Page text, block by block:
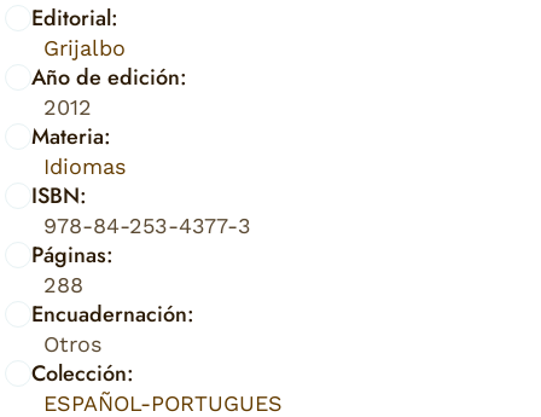
Editorial:
Grijalbo
Año de edición:
2012
Materia:
Idiomas
ISBN:
978-84-253-4377-3
Páginas:
288
Encuadernación:
Otros
Colección:
ESPAÑOL-PORTUGUES